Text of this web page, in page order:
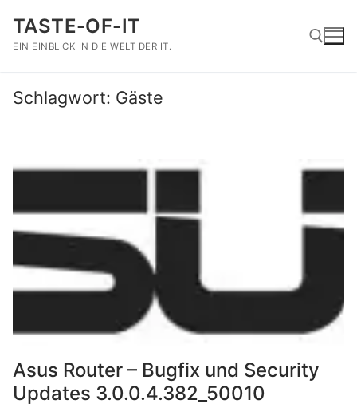
Inhalt
springen
TASTE-OF-IT
EIN EINBLICK IN DIE WELT DER IT.
Schlagwort: Gäste
Asus Router – Bugfix und Security
Updates 3.0.0.4.382_50010